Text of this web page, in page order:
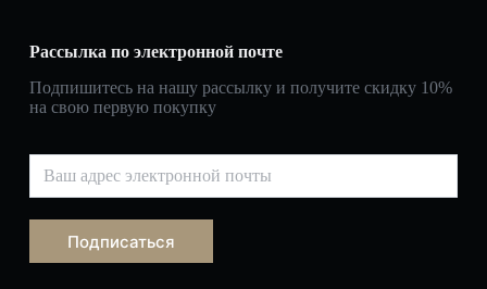
Рассылка по электронной почте
Подпишитесь на нашу рассылку и получите скидку 10%
на свою первую покупку
Подписаться